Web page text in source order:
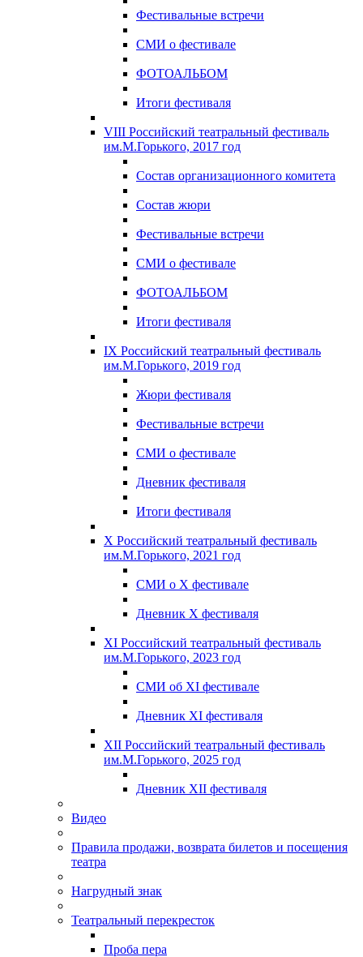
Фестивальные встречи
СМИ о фестивале
ФОТОАЛЬБОМ
Итоги фестиваля
VIII Российский театральный фестиваль
им.М.Горького, 2017 год
Состав организационного комитета
Состав жюри
Фестивальные встречи
СМИ о фестивале
ФОТОАЛЬБОМ
Итоги фестиваля
IX Российский театральный фестиваль
им.М.Горького, 2019 год
Жюри фестиваля
Фестивальные встречи
СМИ о фестивале
Дневник фестиваля
Итоги фестиваля
X Российский театральный фестиваль
им.М.Горького, 2021 год
СМИ о X фестивале
Дневник X фестиваля
XI Российский театральный фестиваль
им.М.Горького, 2023 год
СМИ об XI фестивале
Дневник XI фестиваля
XII Российский театральный фестиваль
им.М.Горького, 2025 год
Дневник XII фестиваля
Видео
Правила продажи, возврата билетов и посещения
театра
Нагрудный знак
Театральный перекресток
Проба пера